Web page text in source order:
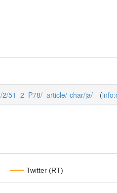
51_2_P78/_article/-char/ja/ (
Twitter (RT)